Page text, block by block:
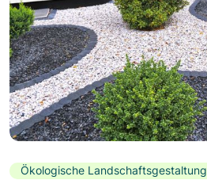
Ökologische Landschaftsgestaltung